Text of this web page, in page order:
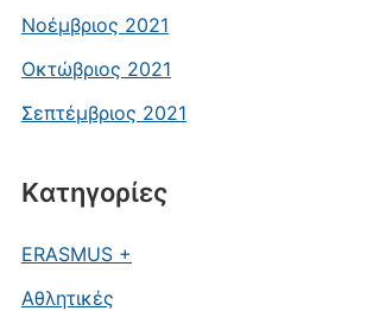
Νοέμβριος 2021
Οκτώβριος 2021
Σεπτέμβριος 2021
Kατηγορίες
ERASMUS +
Αθλητικές